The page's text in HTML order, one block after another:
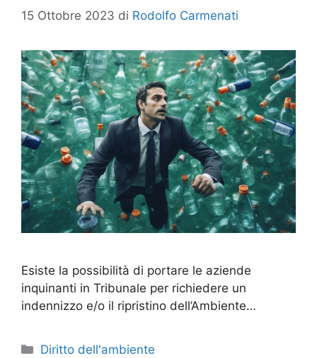
15 Ottobre 2023 di Rodolfo Carmenati
Esiste la possibilità di portare le aziende
inquinanti in Tribunale per richiedere un
indennizzo e/o il ripristino dell’Ambiente…
Categorie
Diritto dell'ambiente